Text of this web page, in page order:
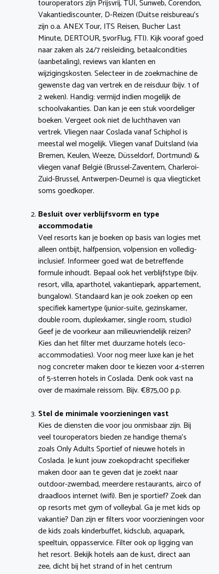
touroperators zijn Prijsvrij, TUI, Sunweb, Corendon,
Vakantiediscounter, D-Reizen (Duitse reisbureau’s
zijn o.a. ANEX Tour, ITS Reisen, Bucher Last
Minute, DERTOUR, 5vorFlug, FTI). Kijk vooraf goed
naar zaken als 24/7 reisleiding, betaalcondities
(aanbetaling), reviews van klanten en
wijzigingskosten. Selecteer in de zoekmachine de
gewenste dag van vertrek en de reisduur (bijv. 1 of
2 weken). Handig: vermijd indien mogelijk de
schoolvakanties. Dan kan je een stuk voordeliger
boeken. Vergeet ook niet de luchthaven van
vertrek. Vliegen naar Coslada vanaf Schiphol is
meestal wel mogelijk. Vliegen vanaf Duitsland (via
Bremen, Keulen, Weeze, Düsseldorf, Dortmund) &
vliegen vanaf België (Brussel-Zaventem, Charleroi-
Zuid-Brussel, Antwerpen-Deurne) is qua vliegticket
soms goedkoper.
Besluit over verblijfsvorm en type
accommodatie
Veel resorts kan je boeken op basis van logies met
alleen ontbijt, halfpension, volpension en volledig-
inclusief. Informeer goed wat de betreffende
formule inhoudt. Bepaal ook het verblijfstype (bijv.
resort, villa, aparthotel, vakantiepark, appartement,
bungalow). Standaard kan je ook zoeken op een
specifiek kamertype (junior-suite, gezinskamer,
double room, duplexkamer, single room, studio)
Geef je de voorkeur aan milieuvriendelijk reizen?
Kies dan het filter met duurzame hotels (eco-
accommodaties). Voor nog meer luxe kan je het
nog concreter maken door te kiezen voor 4-sterren
of 5-sterren hotels in Coslada. Denk ook vast na
over de maximale reissom. Bijv. €875,00 p.p.
Stel de minimale voorzieningen vast
Kies de diensten die voor jou onmisbaar zijn. Bij
veel touroperators bieden ze handige thema’s
zoals Only Adults Sportief of nieuwe hotels in
Coslada. Je kunt jouw zoekopdracht specifieker
maken door aan te geven dat je zoekt naar
outdoor-zwembad, meerdere restaurants, airco of
draadloos internet (wifi). Ben je sportief? Zoek dan
op resorts met gym of volleybal. Ga je met kids op
vakantie? Dan zijn er filters voor voorzieningen voor
de kids zoals kinderbuffet, kidsclub, aquapark,
speeltuin, oppasservice. Filter ook op ligging van
het resort. Bekijk hotels aan de kust, direct aan
zee, dicht bij het strand of in het centrum